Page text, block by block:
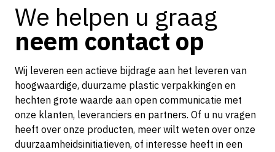
We helpen u graag
neem contact op
Wij leveren een actieve bijdrage aan het leveren van
hoogwaardige, duurzame plastic verpakkingen en
hechten grote waarde aan open communicatie met
onze klanten, leveranciers en partners. Of u nu vragen
heeft over onze producten, meer wilt weten over onze
duurzaamheidsinitiatieven, of interesse heeft in een